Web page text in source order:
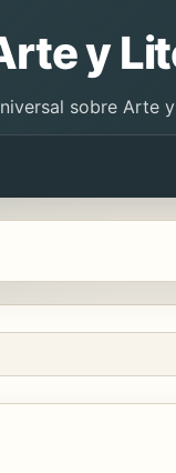
y
sobre Arte